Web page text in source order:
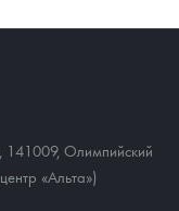
141009, Олимпийский
«Альта»)